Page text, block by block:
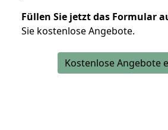
Füllen Sie jetzt das Formular
Sie kostenlose Angebote.
Kostenlose Angebote